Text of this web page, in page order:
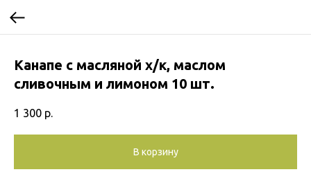
Канапе с масляной х/к, маслом
сливочным и лимоном 10 шт.
1 300 р.
В корзину